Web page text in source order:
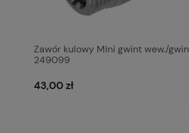
Zawór kulowy Mini gwint wew./
249099
43,00 zł